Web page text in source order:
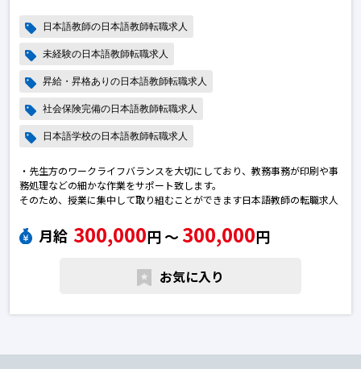
日本語教師の日本語教師転職求人
未経験の日本語教師転職求人
昇給・昇格ありの日本語教師転職求人
社会保険完備の日本語教師転職求人
日本語学校の日本語教師転職求人
・先生方のワークライフバランスを大切にしており、教務事務が印刷や事
務処理などの細かな作業をサポート致します。
そのため、授業に集中して取り組むことができます日本語教師の転職求人
月給 300,000円 〜 300,000円
お気に入り